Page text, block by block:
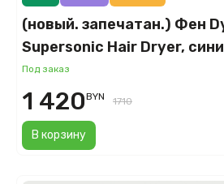
(новый. запечатан.) Фен
Supersonic Hair Dryer,
Blush)
Под заказ
В корзину
1 420BYN 1710